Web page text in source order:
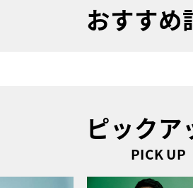
おすすめ
ピックア
PICK UP